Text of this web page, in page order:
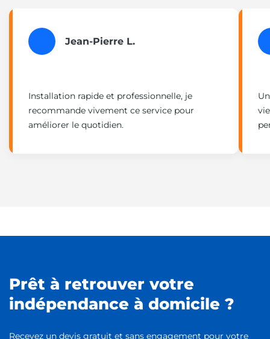
Jean-Pierre L.
Installation rapide et professionnelle, je
recommande vivement ce service pour
améliorer le quotidien.
Prêt à retrouver votre
indépendance à domicile ?
Recevez un devis gratuit et sans engagement pour votre